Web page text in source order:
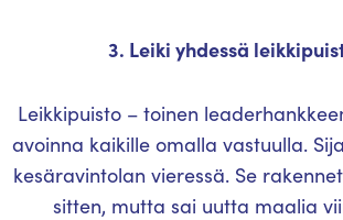
3. Leiki yhdessä
Leikkipuisto – toinen
avoinna kaikille omalla vastuulla.
kesäravintolan vieressä. Se
sitten, mutta sai uutta maalia